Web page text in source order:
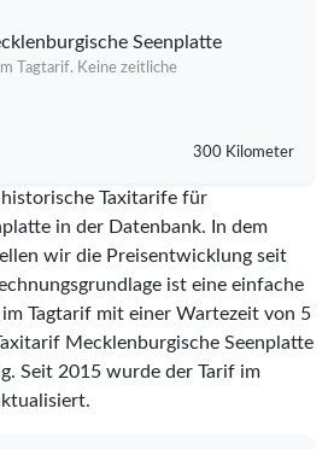
Seenplatte
Tagtarif. Keine zeitliche
300 Kilometer
Taxitarife für
in der Datenbank. In dem
wir die Preisentwicklung seit
ist eine einfache
Tagtarif mit einer Wartezeit von 5
Mecklenburgische Seenplatte
Seit 2015 wurde der Tarif im